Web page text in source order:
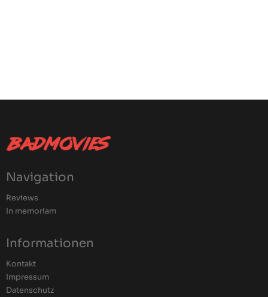
Navigation
Reviews
In memoriam
Informationen
Kontakt
Impressum
Datenschutz